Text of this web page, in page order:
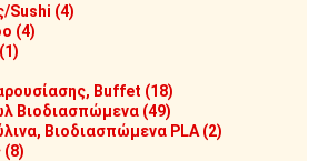
Sushi (4)
(4)
Buffet (18)
Βιοδιασπώμενα (49)
Βιοδιασπώμενα PLA (2)
(8)